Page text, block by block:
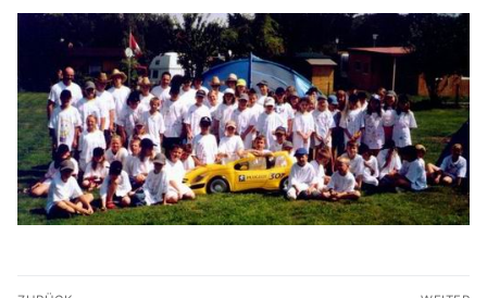
Beitragsnavigation